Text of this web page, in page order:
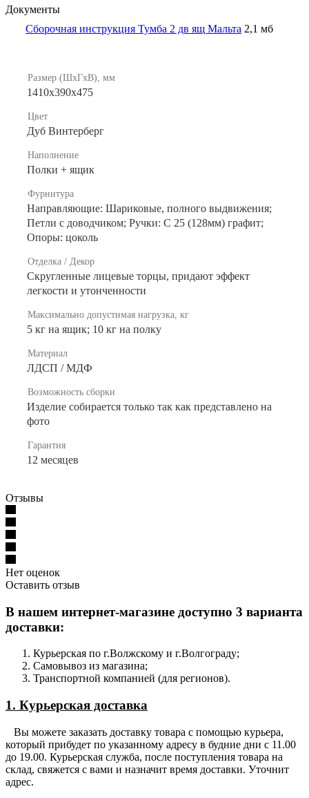
Документы
Сборочная инструкция Тумба 2 дв ящ Мальта 2,1 мб
Размер (ШхГхВ), мм
1410х390х475
Цвет
Дуб Винтерберг
Наполнение
Полки + ящик
Фурнитура
Направляющие: Шариковые, полного выдвижения;
Петли с доводчиком; Ручки: С 25 (128мм) графит;
Опоры: цоколь
Отделка / Декор
Скругленные лицевые торцы, придают эффект
легкости и утонченности
Максимально допустимая нагрузка, кг
5 кг на ящик; 10 кг на полку
Материал
ЛДСП / МДФ
Возможность сборки
Изделие собирается только так как представлено на
фото
Гарантия
12 месяцев
Отзывы
Нет оценок
Оставить отзыв
В нашем интернет-магазине доступно 3 варианта
доставки:
Курьерская по г.Волжскому и г.Волгограду;
Самовывоз из магазина;
Транспортной компанией (для регионов).
1. Курьерская доставка
Вы можете заказать доставку товара с помощью курьера,
который прибудет по указанному адресу в будние дни с 11.00
до 19.00. Курьерская служба, после поступления товара на
склад, свяжется с вами и назначит время доставки. Уточнит
адрес.